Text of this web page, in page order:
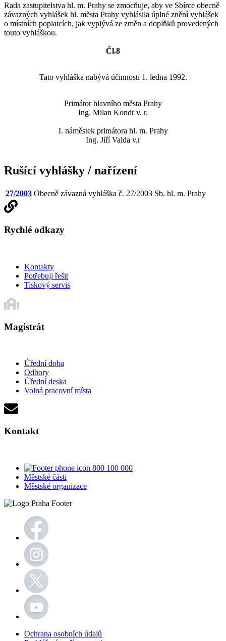
Rada zastupitelstva hl. m. Prahy se zmocňuje, aby ve Sbírce obecně
závazných vyhlášek hl. města Prahy vyhlásila úplné znění vyhlášek
o místních poplatcích, jak vyplývá ze změn a doplňků provedených
touto vyhláškou.
Čl.8
Tato vyhláška nabývá účinnosti 1. ledna 1992.
Primátor hlavního města Prahy
Ing. Milan Kondr v. r.
I. náměstek primátora hl. m. Prahy
Ing. Jiří Valda v.r
Rušící vyhlášky / nařízení
27/2003 Obecně závazná vyhláška č. 27/2003 Sb. hl. m. Prahy
Rychlé odkazy
Kontakty
Potřebuji řešit
Tiskový servis
Magistrát
Úřední doba
Odbory
Úřední deska
Volná pracovní místa
Kontakt
800 100 000
Městské části
Městské organizace
Ochrana osobních údajů